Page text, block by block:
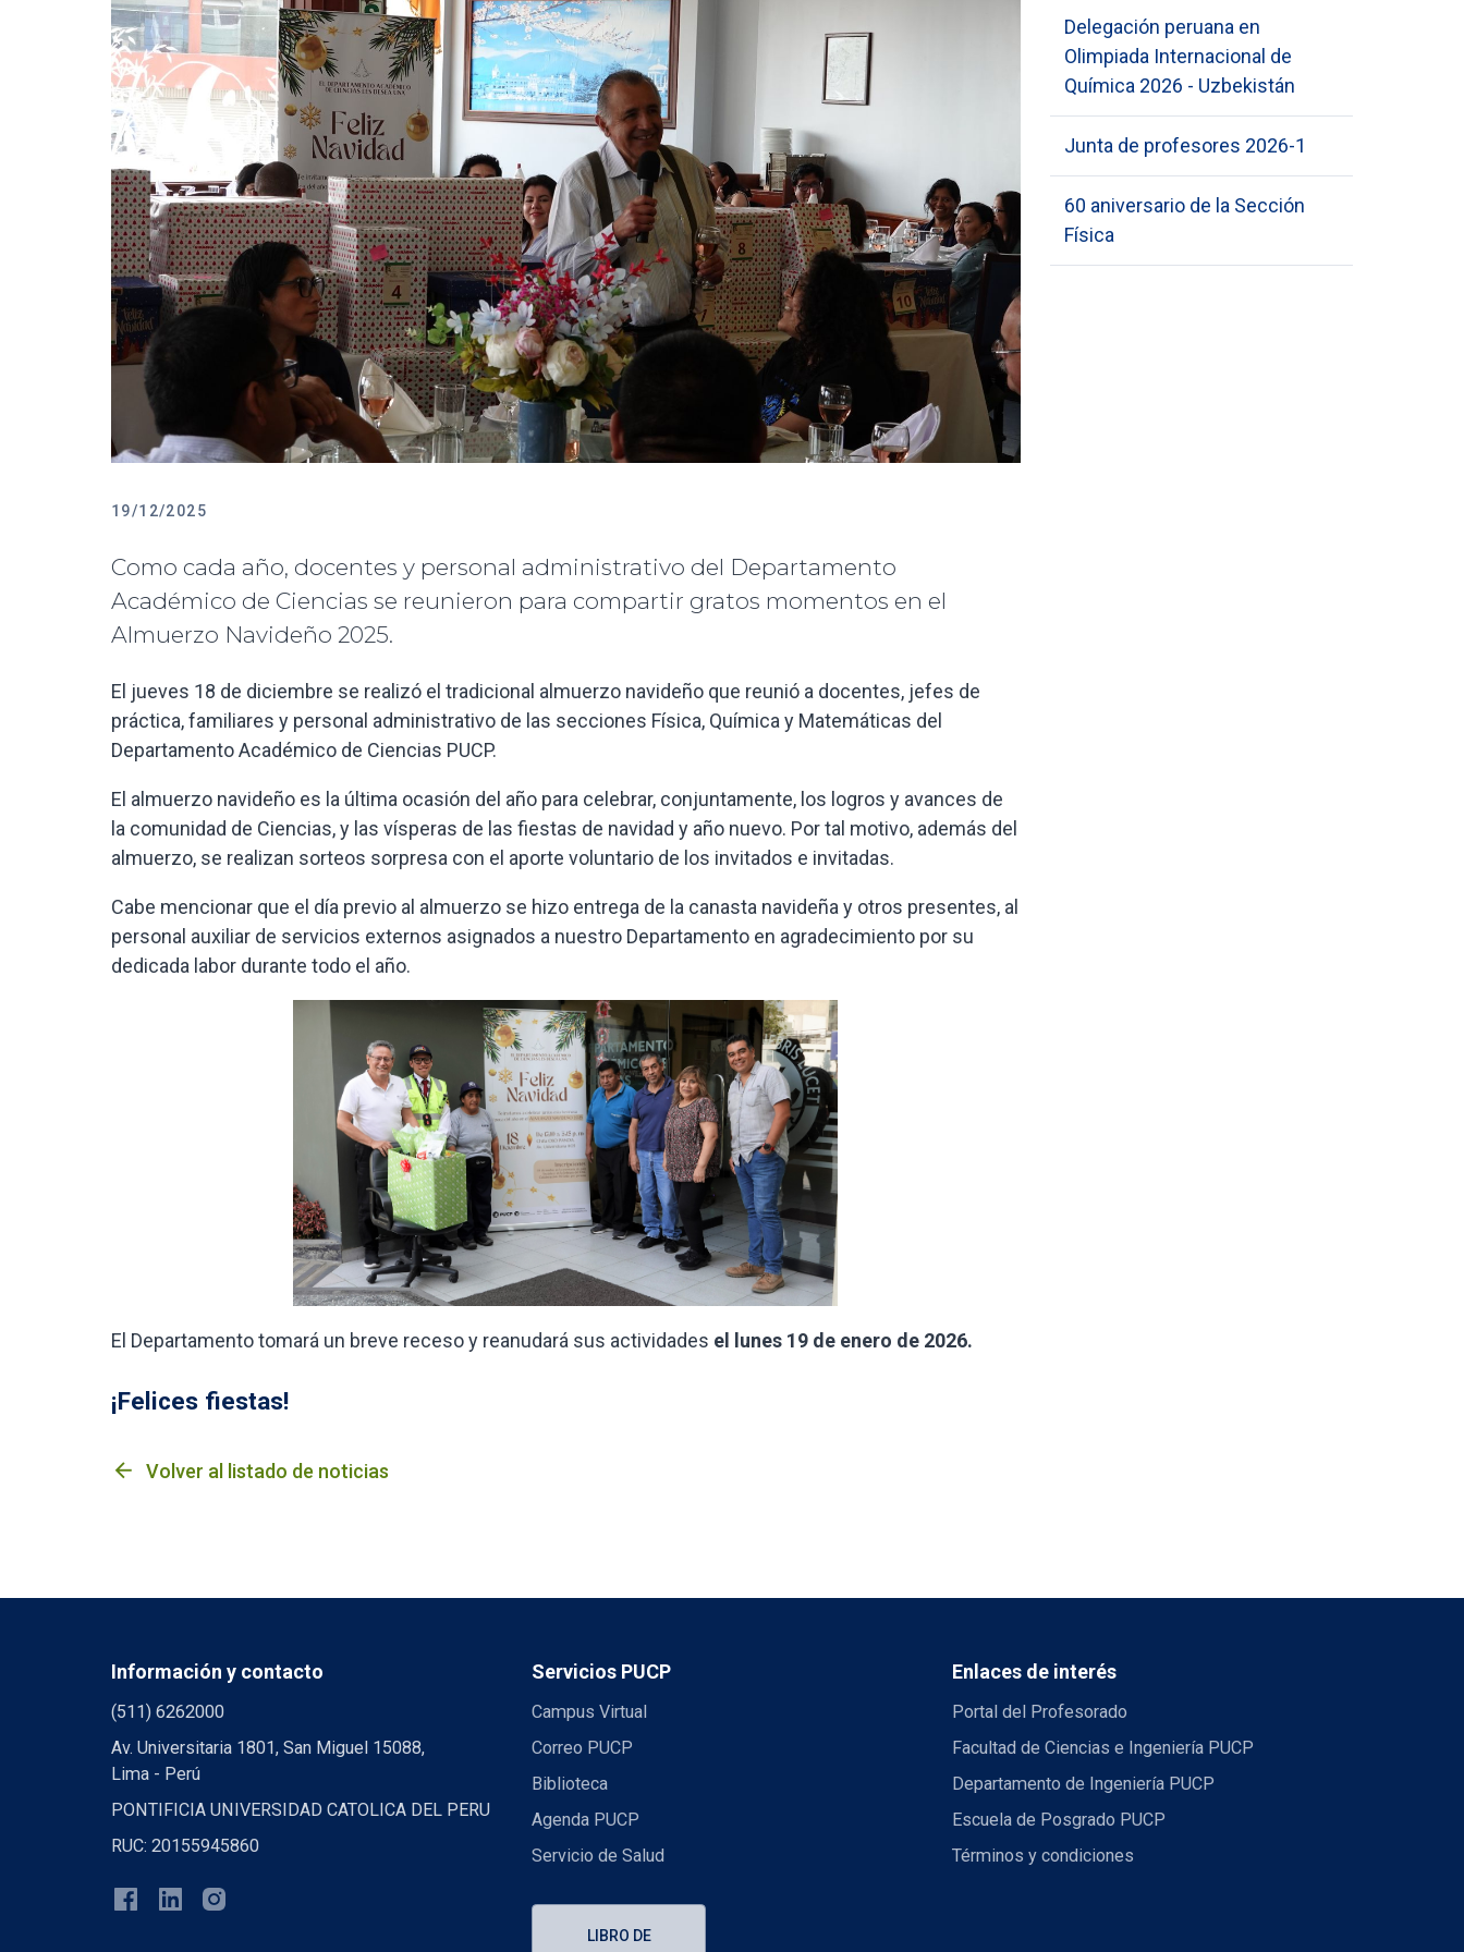
19/12/2025
Como cada año, docentes y personal administrativo del Departamento
Académico de Ciencias se reunieron para compartir gratos momentos en el
Almuerzo Navideño 2025.
‍El jueves 18 de diciembre se realizó el tradicional almuerzo navideño que reunió a docentes, jefes de
práctica, familiares y personal administrativo de las secciones Física, Química y Matemáticas del
Departamento Académico de Ciencias PUCP.
El almuerzo navideño es la última ocasión del año para celebrar, conjuntamente, los logros y avances de
la comunidad de Ciencias, y las vísperas de las fiestas de navidad y año nuevo. Por tal motivo, además del
almuerzo, se realizan sorteos sorpresa con el aporte voluntario de los invitados e invitadas.
Cabe mencionar que el día previo al almuerzo se hizo entrega de la canasta navideña y otros presentes, al
personal auxiliar de servicios externos asignados a nuestro Departamento en agradecimiento por su
dedicada labor durante todo el año.
El Departamento tomará un breve receso y reanudará sus actividades el lunes 19 de enero de 2026.
¡Felices fiestas!
arrow_back Volver al listado de noticias
Delegación peruana en
Olimpiada Internacional de
Química 2026 - Uzbekistán
Junta de profesores 2026-1
60 aniversario de la Sección
Física
Información y contacto
(511) 6262000
Av. Universitaria 1801, San Miguel 15088,
Lima - Perú
PONTIFICIA UNIVERSIDAD CATOLICA DEL PERU
RUC: 20155945860
Servicios PUCP
Campus Virtual
Correo PUCP
Biblioteca
Agenda PUCP
Servicio de Salud
LIBRO DE
Enlaces de interés
Portal del Profesorado
Facultad de Ciencias e Ingeniería PUCP
Departamento de Ingeniería PUCP
Escuela de Posgrado PUCP
Términos y condiciones